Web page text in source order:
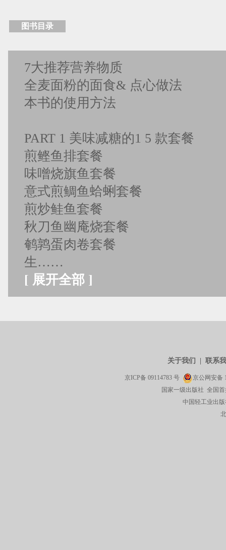
图书目录
7大推荐营养物质
全麦面粉的面食& 点心做法
本书的使用方法
PART 1 美味减糖的1 5 款套餐
煎鲣鱼排套餐
味噌烧旗鱼套餐
意式煎鲷鱼蛤蜊套餐
煎炒鲑鱼套餐
秋刀鱼幽庵烧套餐
鹌鹑蛋肉卷套餐
生……
[ 展开全部 ]
关于我们 联系
京ICP备 09114783 号 京公网安备
国家一级出版社 全国
中国轻工业出版